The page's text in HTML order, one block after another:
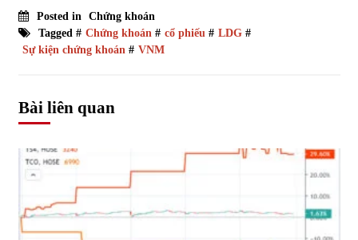
Posted in
Chứng khoán
Tagged # Chứng khoán # cổ phiếu # LDG#
Sự kiện chứng khoán # VNM
Bài liên quan